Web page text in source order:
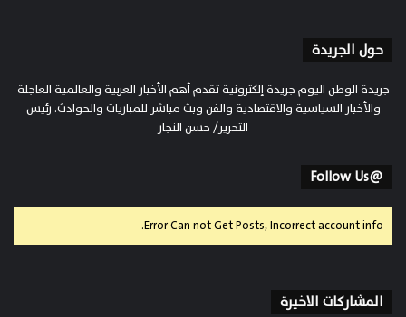
حول الجريدة
جريدة الوطن اليوم جريدة إلكترونية تقدم أهم الأخبار العربية والعالمية العاجلة
والأخبار السياسية والاقتصادية والفن وبث مباشر للمباريات والحوادث. رئيس
التحرير/ حسن النجار
@Follow Us
Error Can not Get Posts, Incorrect account info.
المشاركات الاخيرة